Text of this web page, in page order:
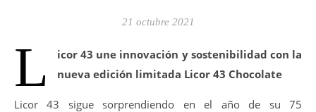
21 octubre 2021
L
icor 43 une innovación y sostenibilidad con la
nueva edición limitada Licor 43 Chocolate
Licor 43 sigue sorprendiendo en el año de su 75